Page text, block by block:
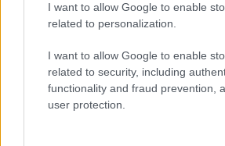
I want to allow Google to enable
related to personalization.
I want to allow Google to enable
related to security, including
functionality and fraud prevention,
user protection.
Continua a leggere
NEWS